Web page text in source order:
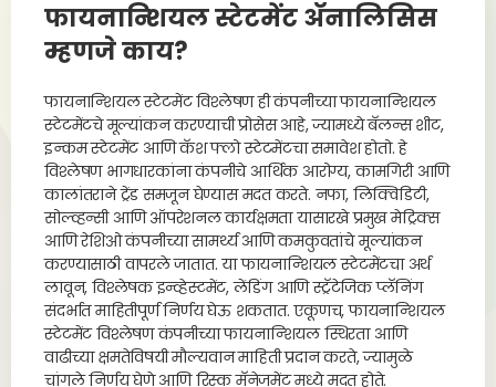
फायनान्शियल स्टेटमेंट ॲनालिसिस
म्हणजे काय?
फायनान्शियल स्टेटमेंट विश्लेषण ही कंपनीच्या फायनान्शियल
स्टेटमेंटचे मूल्यांकन करण्याची प्रोसेस आहे, ज्यामध्ये बॅलन्स शीट,
इन्कम स्टेटमेंट आणि कॅश फ्लो स्टेटमेंटचा समावेश होतो. हे
विश्लेषण भागधारकांना कंपनीचे आर्थिक आरोग्य, कामगिरी आणि
कालांतराने ट्रेंड समजून घेण्यास मदत करते. नफा, लिक्विडिटी,
सोल्व्हन्सी आणि ऑपरेशनल कार्यक्षमता यासारखे प्रमुख मेट्रिक्स
आणि रेशिओ कंपनीच्या सामर्थ्य आणि कमकुवतांचे मूल्यांकन
करण्यासाठी वापरले जातात. या फायनान्शियल स्टेटमेंटचा अर्थ
लावून, विश्लेषक इन्व्हेस्टमेंट, लेंडिंग आणि स्ट्रॅटेजिक प्लॅनिंग
संदर्भात माहितीपूर्ण निर्णय घेऊ शकतात. एकूणच, फायनान्शियल
स्टेटमेंट विश्लेषण कंपनीच्या फायनान्शियल स्थिरता आणि
वाढीच्या क्षमतेविषयी मौल्यवान माहिती प्रदान करते, ज्यामुळे
चांगले निर्णय घेणे आणि रिस्क मॅनेजमेंट मध्ये मदत होते.